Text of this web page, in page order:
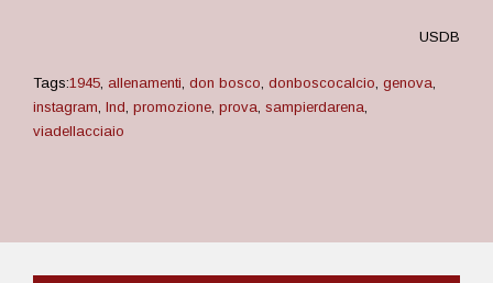
USDB
Tags:1945, allenamenti, don bosco, donboscocalcio, genova,
instagram, lnd, promozione, prova, sampierdarena,
viadellacciaio